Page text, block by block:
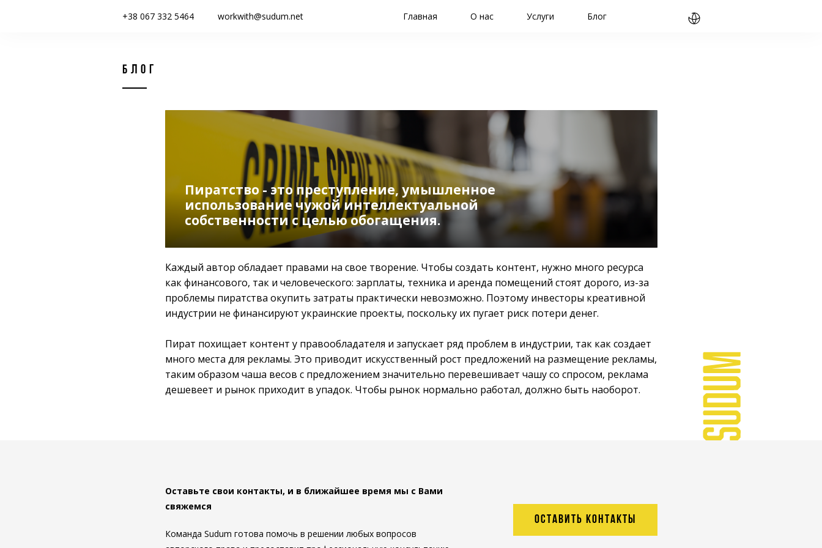
+38 067 332 5464 workwith@sudum.net Главная О нас Услуги Блог
БЛОГ
Пиратство - это преступление, умышленное
использование чужой интеллектуальной
собственности с целью обогащения.
Каждый автор обладает правами на свое творение. Чтобы создать контент, нужно много ресурса
как финансового, так и человеческого: зарплаты, техника и аренда помещений стоят дорого, из-за
проблемы пиратства окупить затраты практически невозможно. Поэтому инвесторы креативной
индустрии не финансируют украинские проекты, поскольку их пугает риск потери денег.
Пират похищает контент у правообладателя и запускает ряд проблем в индустрии, так как создает
много места для рекламы. Это приводит искусственный рост предложений на размещение рекламы,
таким образом чаша весов с предложением значительно перевешивает чашу со спросом, реклама
дешевеет и рынок приходит в упадок. Чтобы рынок нормально работал, должно быть наоборот.
Оставьте свои контакты, и в ближайшее время мы с Вами
свяжемся
Команда Sudum готова помочь в решении любых вопросов
ОСТАВИТЬ КОНТАКТЫ